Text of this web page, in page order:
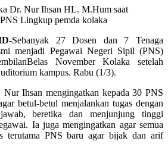
Dr. Nur Ihsan HL. M.Hum saat
Lingkup pemda kolaka
Sebanyak 27 Dosen dan 7 Tenaga
menjadi Pegawai Negeri Sipil (PNS)
November Kolaka setelah
kampus. Rabu (1/3).
Ihsan mengingatkan kepada 30 PNS
betul-betul menjalankan tugas dengan
beretika dan menjunjung tinggi
Ia juga mengingatkan agar semua
terutama PNS baru agar bijak dan arif